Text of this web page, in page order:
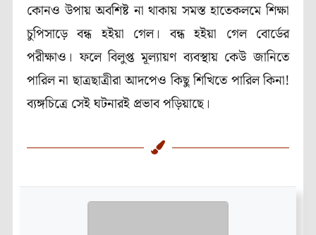
কোনও উপায় অবশিষ্ট না থাকায় সমস্ত হাতেকলমে শিক্ষা
চুপিসাড়ে বন্ধ হইয়া গেল। বন্ধ হইয়া গেল বোর্ডের
পরীক্ষাও। ফলে বিলুপ্ত মূল্যায়ণ ব্যবস্থায় কেউ জানিতে
পারিল না ছাত্রছাত্রীরা আদপেও কিছু শিখিতে পারিল কিনা!
ব্যঙ্গচিত্রে সেই ঘটনারই প্রভাব পড়িয়াছে।